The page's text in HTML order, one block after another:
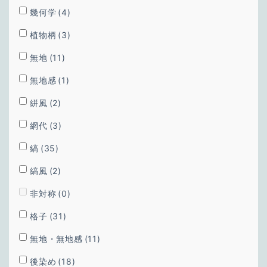
幾何学 (4)
植物柄 (3)
無地 (11)
無地感 (1)
絣風 (2)
網代 (3)
縞 (35)
縞風 (2)
非対称 (0)
格子 (31)
無地・無地感 (11)
後染め (18)